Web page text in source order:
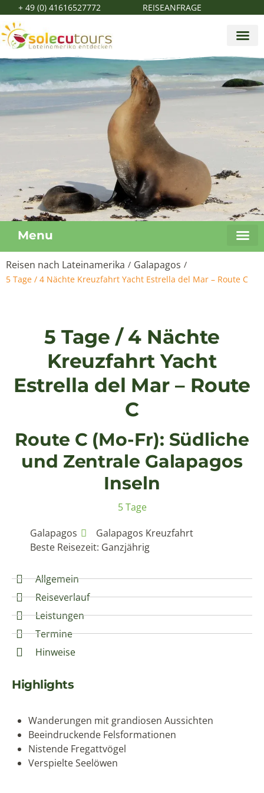
+ 49 (0) 41616527772 REISEANFRAGE
Menu
Reisen nach Lateinamerika / Galapagos /
5 Tage / 4 Nächte Kreuzfahrt Yacht Estrella del Mar – Route C
5 Tage / 4 Nächte
Kreuzfahrt Yacht
Estrella del Mar – Route
C
Route C (Mo-Fr): Südliche
und Zentrale Galapagos
Inseln
5 Tage
Galapagos
Galapagos Kreuzfahrt
Beste Reisezeit: Ganzjährig
Allgemein
Reiseverlauf
Leistungen
Termine
Hinweise
Highlights
Wanderungen mit grandiosen Aussichten
Beeindruckende Felsformationen
Nistende Fregattvögel
Verspielte Seelöwen